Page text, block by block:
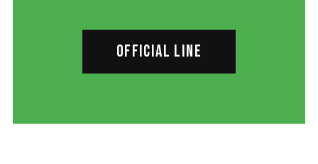
OFFICIAL LINE